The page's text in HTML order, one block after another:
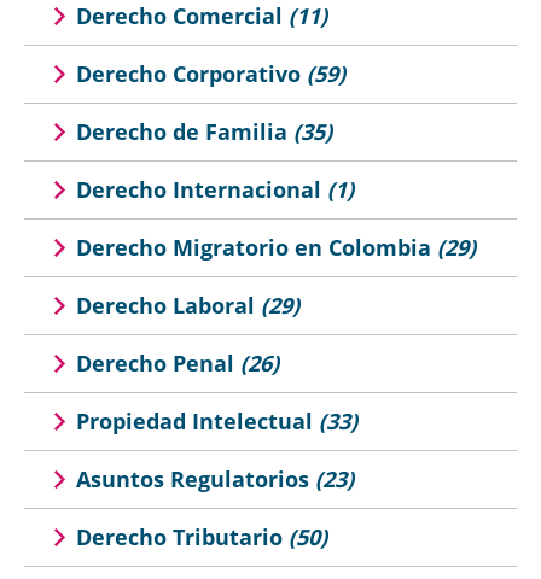
Derecho Comercial (11)
Derecho Corporativo (59)
Derecho de Familia (35)
Derecho Internacional (1)
Derecho Migratorio en Colombia (29)
Derecho Laboral (29)
Derecho Penal (26)
Propiedad Intelectual (33)
Asuntos Regulatorios (23)
Derecho Tributario (50)